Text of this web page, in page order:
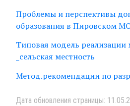
Проблемы и перспективы
образования в Пировском
Типовая модель
_сельская местность
Метод.рекомендации по
Дата обновления страницы: